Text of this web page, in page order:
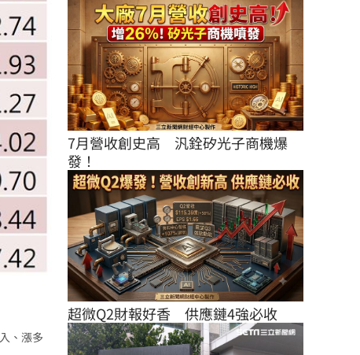
、漲多
7月營收創史高　汎銓矽光子商機爆
發！
超微Q2財報好香　供應鏈4強必收